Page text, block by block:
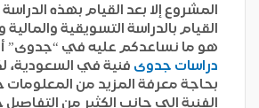
المشروع إلا بعد القيام بهذه
القيام بالدراسة التسويقية
هو ما نساعدكم عليه في “جدوى”
دراسات جدوى فنية في السعودية،
بحاجة معرفة المزيد من المعلومات
الفنية إلى جانب الكثير من